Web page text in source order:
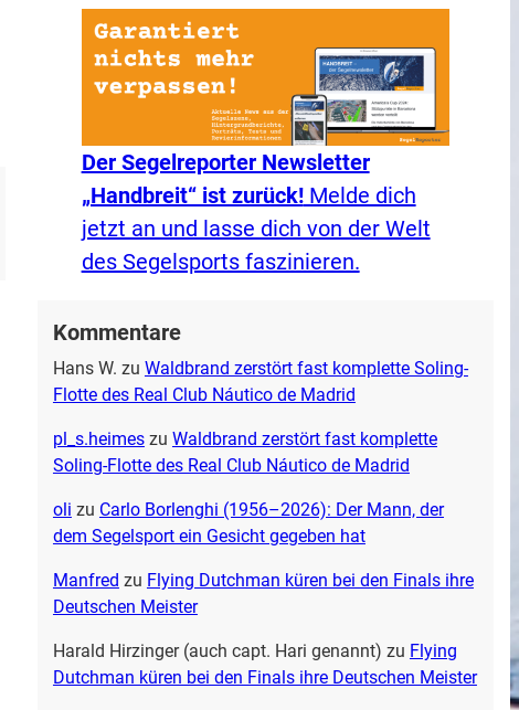
Der Segelreporter Newsletter
„Handbreit“ ist zurück!Melde dich
jetzt an und lasse dich von der Welt
des Segelsports faszinieren.
Kommentare
Hans W. zu Waldbrand zerstört fast komplette Soling-
Flotte des Real Club Náutico de Madrid
pl_s.heimeszu Waldbrand zerstört fast komplette
Soling-Flotte des Real Club Náutico de Madrid
oli zu Carlo Borlenghi (1956–2026): Der Mann, der
dem Segelsport ein Gesicht gegeben hat
Manfred zu Flying Dutchman küren bei den Finals ihre
Deutschen Meister
Harald Hirzinger (auch capt. Hari genannt) zu Flying
Dutchman küren bei den Finals ihre Deutschen Meister